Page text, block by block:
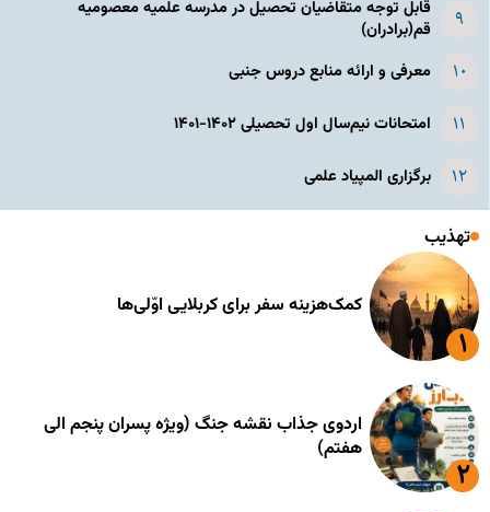
قابل توجه متقاضیان تحصیل در مدرسه علمیه معصومیه
قم(برادران)
معرفی و ارائه منابع دروس جنبی
امتحانات نیم‌سال اول تحصیلی ۱۴۰۲-۱۴۰۱
برگزاری المپیاد علمی
تهذیب
کمک‌هزینه سفر برای کربلایی اوّلی‌ها
اردوی جذاب نقشه جنگ (ویژه پسران پنجم الی
هفتم)